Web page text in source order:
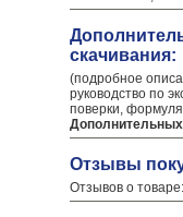
скачивания:
(подробное
руководство по
поверки,
Отзывы
Отзывов о товаре: